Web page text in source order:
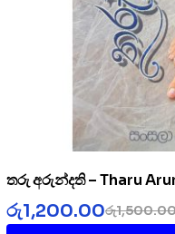
තරු අරුන්දති – Tharu
රු
රු1,200.00